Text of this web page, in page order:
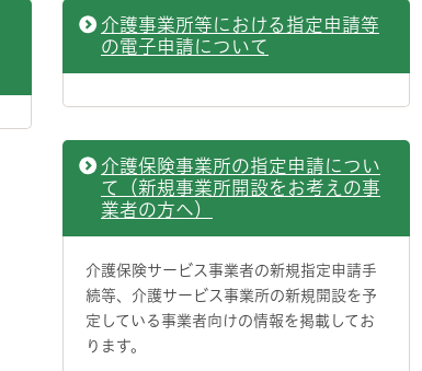
介護事業所等における指定申請等
の電子申請について
介護保険事業所の指定申請につい
て（新規事業所開設をお考えの事
業者の方へ）
介護保険サービス事業者の新規指定申請手
続等、介護サービス事業所の新規開設を予
定している事業者向けの情報を掲載してお
ります。